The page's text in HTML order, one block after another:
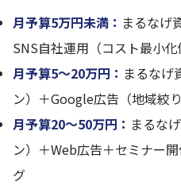
月予算5万円未満： まるなげ
SNS自社運用（コスト最小化
月予算5〜20万円： まるなげ
ン）＋Google広告（地域絞
月予算20〜50万円： まるな
ン）＋Web広告＋セミナー
グ